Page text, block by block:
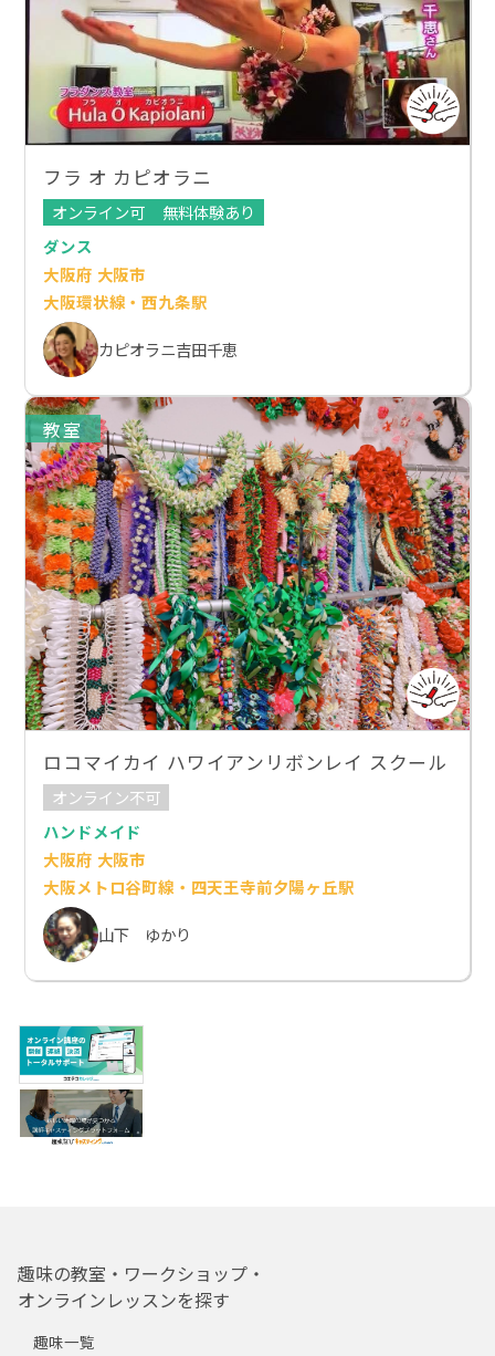
フラ オ カピオラニ
オンライン可
無料体験あり
ダンス
大阪府 大阪市
大阪環状線・西九条駅
カピオラニ吉田千恵
教室
ロコマイカイ ハワイアンリボンレイ スクール
オンライン不可
ハンドメイド
大阪府 大阪市
大阪メトロ谷町線・四天王寺前夕陽ヶ丘駅
山下 ゆかり
趣味の教室・ワークショップ・
オンラインレッスンを探す
趣味一覧